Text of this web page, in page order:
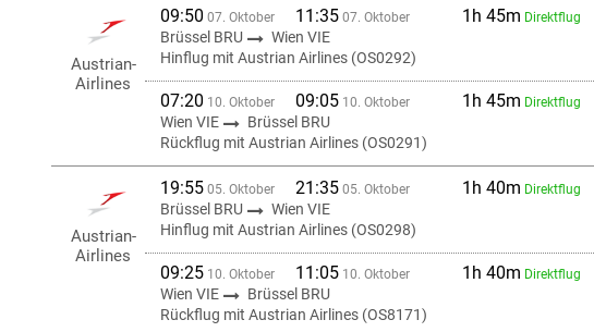
09:50 07. Oktober 11:35 07. Oktober 1h 45m Direktflug
Brüssel BRU
Wien VIE
Hinflug mit Austrian Airlines (OS0292)
07:20 10. Oktober 09:05 10. Oktober 1h 45m Direktflug
Wien VIE
Brüssel BRU
Rückflug mit Austrian Airlines (OS0291)
Austrian-
Airlines
19:55 05. Oktober 21:35 05. Oktober 1h 40m Direktflug
Brüssel BRU
Wien VIE
Hinflug mit Austrian Airlines (OS0298)
09:25 10. Oktober 11:05 10. Oktober 1h 40m Direktflug
Wien VIE
Brüssel BRU
Rückflug mit Austrian Airlines (OS8171)
Austrian-
Airlines